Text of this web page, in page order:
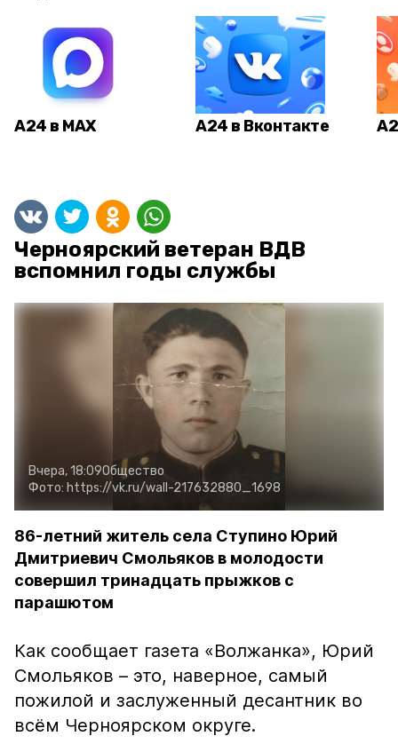
А24 в MAX А24 в Вконтакте
Черноярский ветеран ВДВ
вспомнил годы службы
Вчера, 18:09Общество
Фото: https://vk.ru/wall-217632880_1698
86-летний житель села Ступино Юрий
Дмитриевич Смольяков в молодости
совершил тринадцать прыжков с
парашютом
Как сообщает газета «Волжанка», Юрий
Смольяков – это, наверное, самый
пожилой и заслуженный десантник во
всём Черноярском округе.